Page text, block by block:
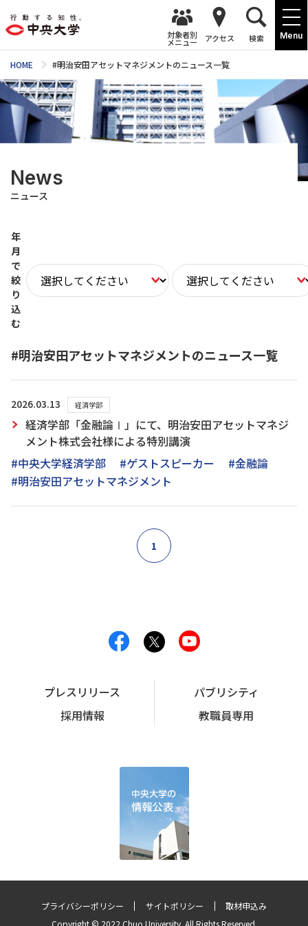
Menu
対象者別
メニュー アクセス 検索
HOME #明治安田アセットマネジメントのニュース一覧
News
ニュース
年
月
で
絞
り
込
む
#明治安田アセットマネジメントのニュース一覧
2026.03.13 経済学部
経済学部「金融論Ⅰ」にて、明治安田アセットマネジ
メント株式会社様による特別講演
#中央大学経済学部
#ゲストスピーカー
#金融論
#明治安田アセットマネジメント
1
プレスリリース
パブリシティ
採用情報
教職員専用
プライバシーポリシー サイトポリシー
取材申込み
Copyright © 2022 Chuo University. All Rights Reserved.